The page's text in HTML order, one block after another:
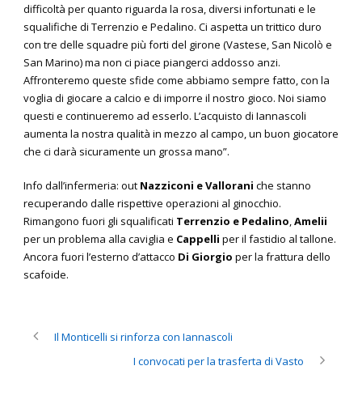
difficoltà per quanto riguarda la rosa, diversi infortunati e le
squalifiche di Terrenzio e Pedalino. Ci aspetta un trittico duro
con tre delle squadre più forti del girone (Vastese, San Nicolò e
San Marino) ma non ci piace piangerci addosso anzi.
Affronteremo queste sfide come abbiamo sempre fatto, con la
voglia di giocare a calcio e di imporre il nostro gioco. Noi siamo
questi e continueremo ad esserlo. L’acquisto di Iannascoli
aumenta la nostra qualità in mezzo al campo, un buon giocatore
che ci darà sicuramente un grossa mano”.
Info dall’infermeria: out Nazziconi e Vallorani che stanno
recuperando dalle rispettive operazioni al ginocchio.
Rimangono fuori gli squalificati Terrenzio e Pedalino,Amelii
per un problema alla caviglia e Cappelli per il fastidio al tallone.
Ancora fuori l’esterno d’attacco Di Giorgio per la frattura dello
scafoide.
Il Monticelli si rinforza con Iannascoli
I convocati per la trasferta di Vasto